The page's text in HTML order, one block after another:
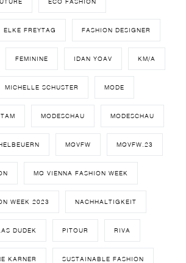
ELKE FREYTAG FASHION DESIGNER
FEMININE IDAN YOAV KM/A
MICHELLE SCHUSTER MODE
MODESCHAU MODESCHAU
MQVFW MQVFW.23
MQ VIENNA FASHION WEEK
WEEK 2023 NACHHALTIGKEIT
DUDEK PITOUR RIVA
KARNER SUSTAINABLE FASHION